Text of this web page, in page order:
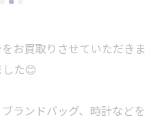
お買取りさせていただきま
た😊
ランドバッグ、時計などを